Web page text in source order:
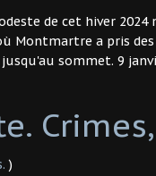
de cet hiver 2024
Montmartre a pris
sommet. 9
)